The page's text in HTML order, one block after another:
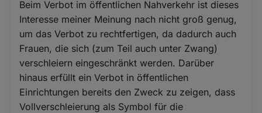
Beim Verbot im öffentlichen Nahverkehr ist dieses
Interesse meiner Meinung nach nicht groß genug,
um das Verbot zu rechtfertigen, da dadurch auch
Frauen, die sich (zum Teil auch unter Zwang)
verschleiern eingeschränkt werden. Darüber
hinaus erfüllt ein Verbot in öffentlichen
Einrichtungen bereits den Zweck zu zeigen, dass
Vollverschleierung als Symbol für die